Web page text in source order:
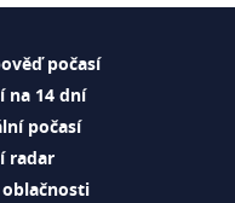
počasí
na 14 dní
počasí
radar
oblačnosti